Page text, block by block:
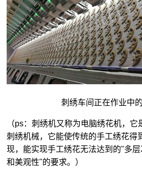
刺绣车间正在作业中
（ps：刺绣机又称为电脑绣花机，
刺绣机械，它能使传统的手工绣花得
现，能实现手工绣花无法达到的"多
和美观性"的要求。）